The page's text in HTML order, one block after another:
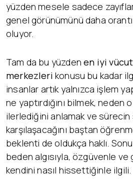
yüzden mesele sadece
genel görünümünü daha
oluyor.
Tam da bu yüzdenen iyi
merkezleri konusu bu kadar
insanlar artık yalnızca işlem
ne yaptırdığını bilmek, neden
ilerlediğini anlamak ve
karşılaşacağını baştan
beklenti de oldukça haklı.
beden algısıyla, özgüvenle
kendini nasıl hissettiğinle ilgili.